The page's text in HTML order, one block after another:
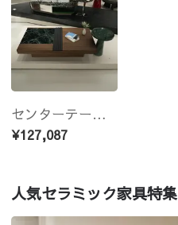
センターテーブル 135cm 天然大理石×ウォールナット センターテーブル モダンデザイン 高級ローテーブル グリーンマーブル天板 135cm×75cm サイズオーダー可能 jrjj-8535
¥127,087
人気セラミック家具特集